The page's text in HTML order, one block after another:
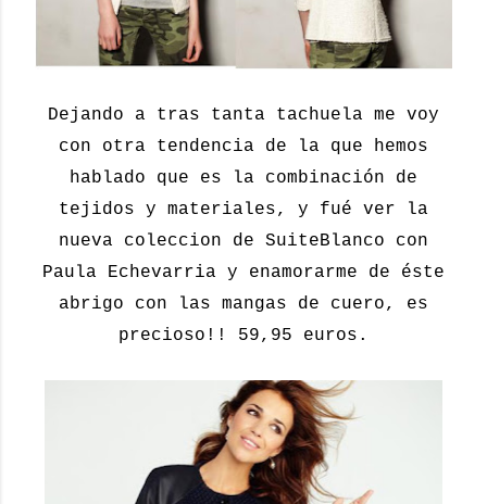
Dejando a tras tanta tachuela me voy
con otra tendencia de la que hemos
hablado que es la combinación de
tejidos y materiales, y fué ver la
nueva coleccion de SuiteBlanco con
Paula Echevarria y enamorarme de éste
abrigo con las mangas de cuero, es
precioso!! 59,95 euros.